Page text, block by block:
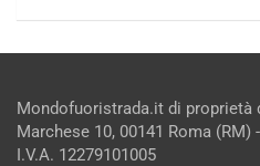
Mondofuoristrada.it di proprietà
Marchese 10, 00141 Roma
I.V.A. 12279101005